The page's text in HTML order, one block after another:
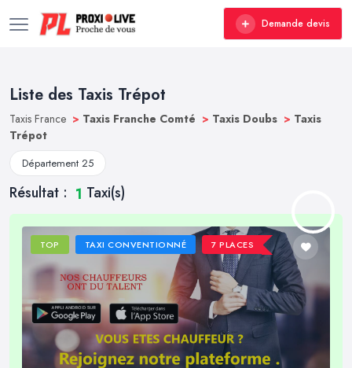
Demande devis
Liste des Taxis Trépot
Taxis France > Taxis Franche Comté > Taxis Doubs > Taxis
Trépot
Département 25
Résultat : 1 Taxi(s)
TOP TAXI CONVENTIONNÉ 7 PLACES